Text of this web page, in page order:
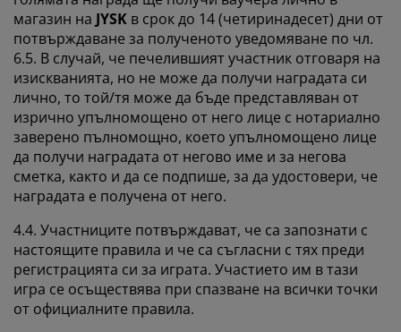
магазин на JYSK в срок до 14 (четиринадесет) дни от
потвърждаване за полученото уведомяване по чл.
6.5. В случай, че печелившият участник отговаря на
изискванията, но не може да получи наградата си
лично, то той/тя може да бъде представляван от
изрично упълномощено от него лице с нотариално
заверено пълномощно, което упълномощено лице
да получи наградата от негово име и за негова
сметка, както и да се подпише, за да удостовери, че
наградата е получена от него.
4.4. Участниците потвърждават, че са запознати с
настоящите правила и че са съгласни с тях преди
регистрацията си за играта. Участието им в тази
игра се осъществява при спазване на всички точки
от официалните правила.